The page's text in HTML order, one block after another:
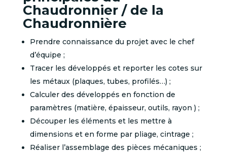
Chaudronnier / de la
Chaudronnière
Prendre connaissance du projet avec le chef
d’équipe ;
Tracer les développés et reporter les cotes sur
les métaux (plaques, tubes, profilés…) ;
Calculer des développés en fonction de
paramètres (matière, épaisseur, outils, rayon ) ;
Découper les éléments et les mettre à
dimensions et en forme par pliage, cintrage ;
Réaliser l’assemblage des pièces mécaniques ;